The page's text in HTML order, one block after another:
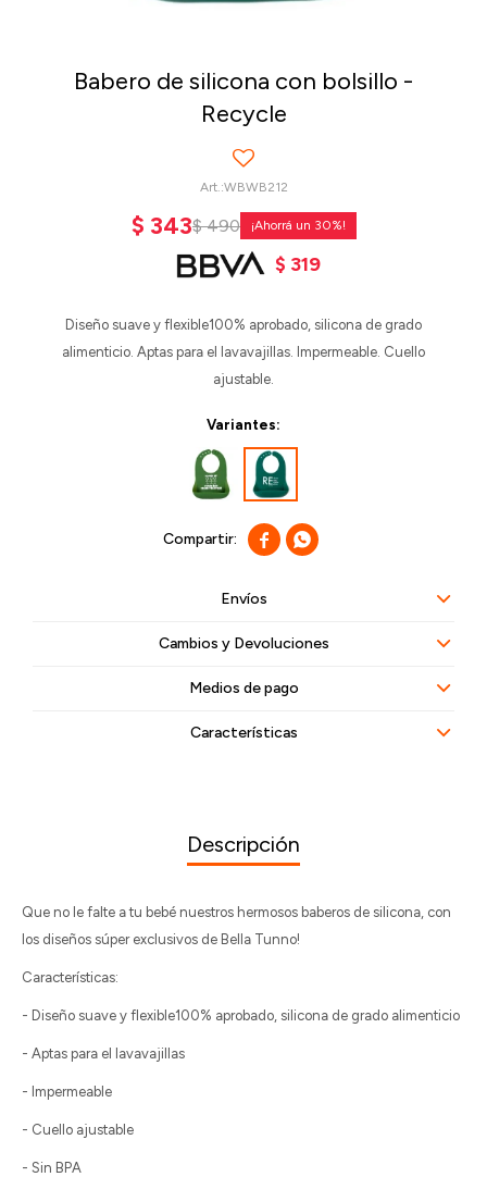
Babero de silicona con bolsillo -
Recycle
WBWB212
$ 343$ 490 30
$ 319
Diseño suave y flexible100% aprobado, silicona de grado
alimenticio. Aptas para el lavavajillas. Impermeable. Cuello
ajustable.
Variantes:
 
Envíos
Cambios y Devoluciones
Medios de pago
Características
Descripción
Que no le falte a tu bebé nuestros hermosos baberos de silicona, con
los diseños súper exclusivos de Bella Tunno!
Características:
- Diseño suave y flexible100% aprobado, silicona de grado alimenticio
- Aptas para el lavavajillas
- Impermeable
- Cuello ajustable
- Sin BPA